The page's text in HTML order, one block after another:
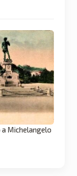
Michelangelo